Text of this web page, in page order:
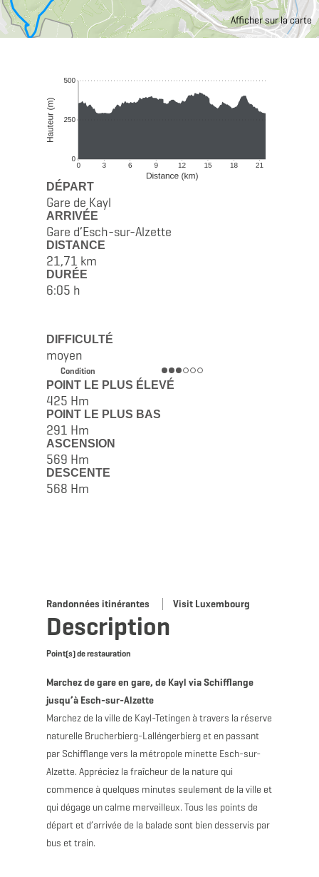
Afficher sur la carte
DÉPART
Gare de Kayl
ARRIVÉE
Gare d’Esch-sur-Alzette
DISTANCE
21,71 km
DURÉE
6:05 h
DIFFICULTÉ
moyen
Condition
POINT LE PLUS ÉLEVÉ
425 Hm
POINT LE PLUS BAS
291 Hm
ASCENSION
569 Hm
DESCENTE
568 Hm
Randonnées itinérantes Visit Luxembourg
Description
Point(s) de restauration
Marchez de gare en gare, de Kayl via Schifflange
jusqu’à Esch-sur-Alzette
Marchez de la ville de Kayl-Tetingen à travers la réserve
naturelle Brucherbierg-Lalléngerbierg et en passant
par Schifflange vers la métropole minette Esch-sur-
Alzette. Appréciez la fraîcheur de la nature qui
commence à quelques minutes seulement de la ville et
qui dégage un calme merveilleux. Tous les points de
départ et d’arrivée de la balade sont bien desservis par
bus et train.